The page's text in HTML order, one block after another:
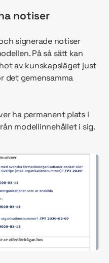
notiser
signerade notiser
På så sätt kan
av kunskapsläget just
det gemensamma
ha permanent plats i
modellinnehållet i sig.